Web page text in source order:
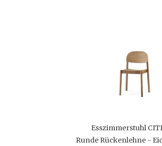
Esszimmerstuhl
Runde Rückenlehne -